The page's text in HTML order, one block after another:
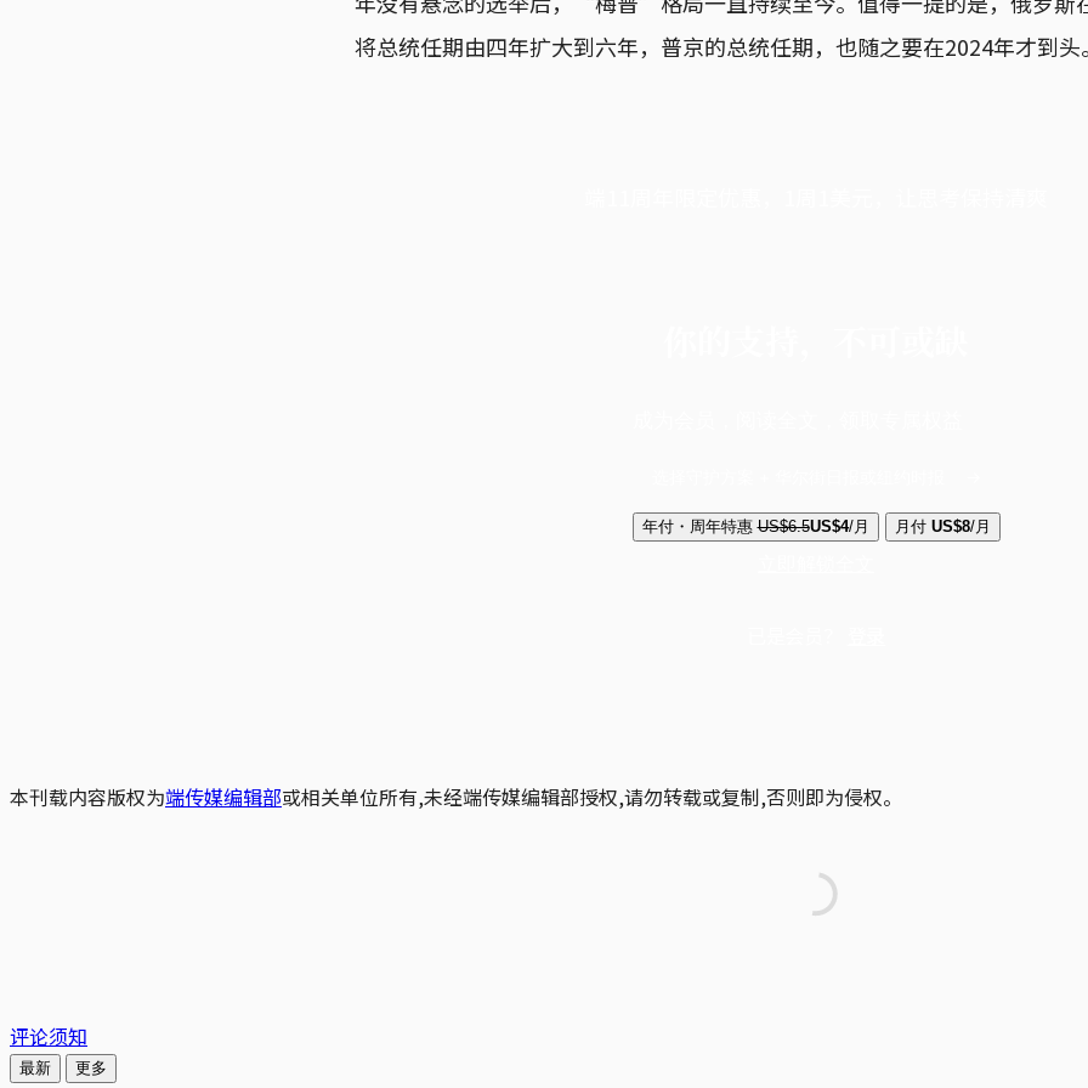
将总统任期由四年扩大到六年，普京的总统任期，也随之要在2024年才到头。
年付・周年特惠 US$6.5US$4/月 月付 US$8/月
本刊载内容版权为端传媒编辑部或相关单位所有,未经端传媒编辑部授权,请勿转载或复制,否则即为侵权。
评论须知
最新 更多